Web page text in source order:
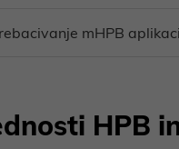
mHPB
HPB